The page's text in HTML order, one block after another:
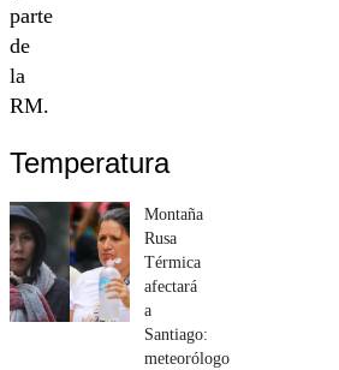
parte
de
la
RM.
Temperatura
Montaña
Rusa
Térmica
afectará
a
Santiago:
meteorólogo